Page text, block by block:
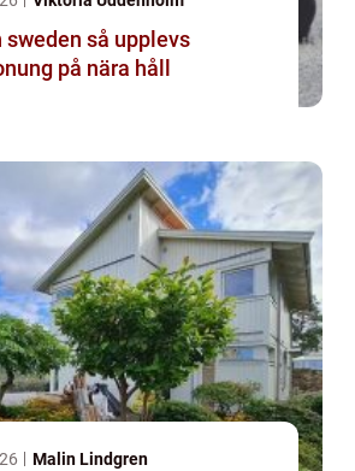
så upplevs
på nära håll
Malin Lindgren